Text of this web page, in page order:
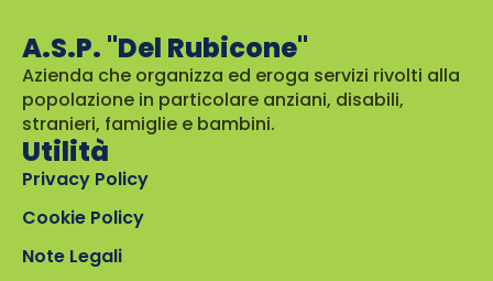
A.S.P. "Del Rubicone"
Azienda che organizza ed eroga servizi rivolti alla
popolazione in particolare anziani, disabili,
stranieri, famiglie e bambini.
Utilità
Privacy Policy
Cookie Policy
Note Legali